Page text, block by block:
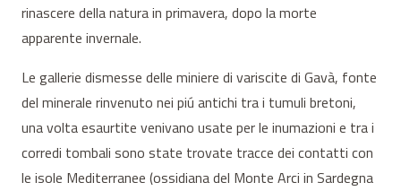
rinascere della natura in primavera, dopo la morte
apparente invernale.
Le gallerie dismesse delle miniere di variscite di Gavà, fonte
del minerale rinvenuto nei piú antichi tra i tumuli bretoni,
una volta esaurtite venivano usate per le inumazioni e tra i
corredi tombali sono state trovate tracce dei contatti con
le isole Mediterranee (ossidiana del Monte Arci in Sardegna